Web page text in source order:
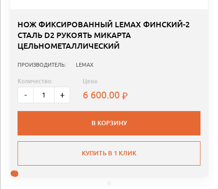
НОЖ ФИКСИРОВАННЫЙ LEMAX ФИНСКИЙ-2
СТАЛЬ D2 РУКОЯТЬ МИКАРТА
ЦЕЛЬНОМЕТАЛЛИЧЕСКИЙ
ПРОИЗВОДИТЕЛЬ: LEMAX
Количество:
- +
Цена:
6 600.00
В КОРЗИНУ
КУПИТЬ В 1 КЛИК